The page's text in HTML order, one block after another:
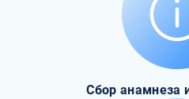
Сбор анамнеза